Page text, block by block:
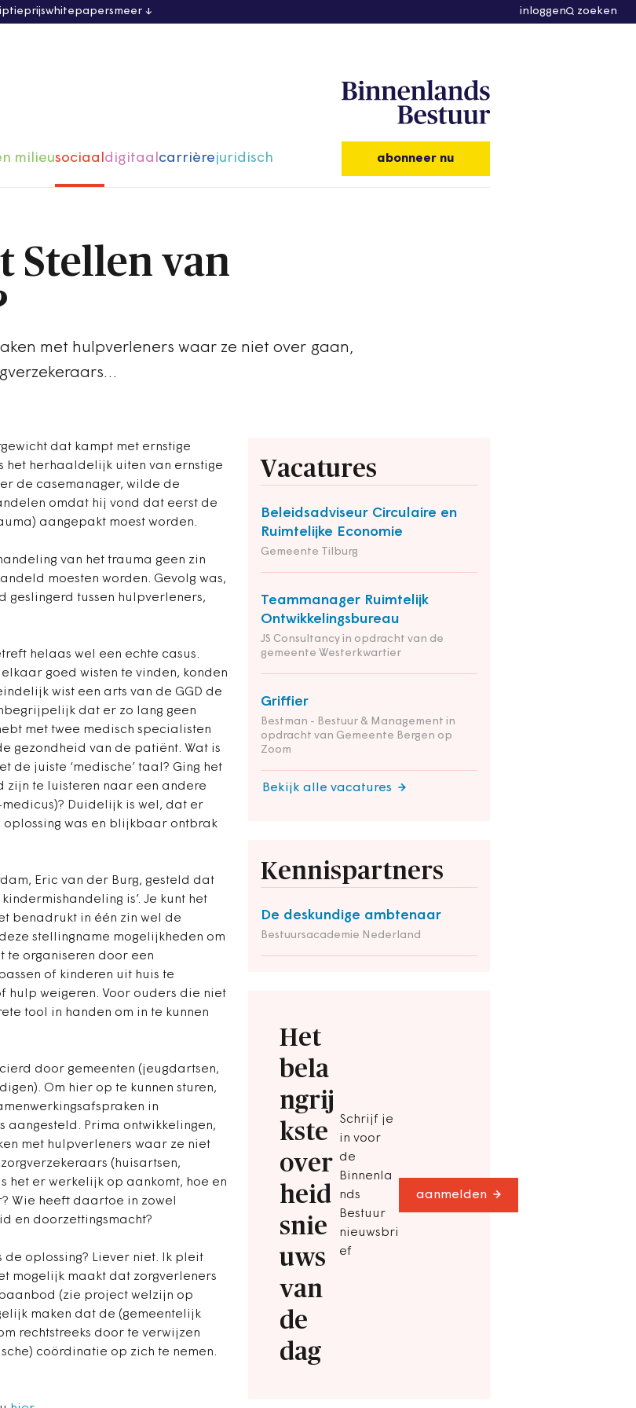
whitepapersmeer inloggen zoeken
milieusociaaldigitaalcarrièrejuridisch abonneer nu
Stellen van
met hulpverleners waar ze niet over gaan,
dat kampt met ernstige
het herhaaldelijk uiten van ernstige
de casemanager, wilde de
omdat hij vond dat eerst de
aangepakt moest worden.
van het trauma geen zin
moesten worden. Gevolg was,
geslingerd tussen hulpverleners,
Vacatures
Beleidsadviseur Circulaire en
Ruimtelijke Economie
Gemeente Tilburg
Teammanager Ruimtelijk
Ontwikkelingsbureau
JS Consultancy in opdracht van de
gemeente Westerkwartier
Griffier
Bestman - Bestuur & Management in
opdracht van Gemeente Bergen op
Zoom
Bekijk alle vacatures
Kennispartners
De deskundige ambtenaar
Bestuursacademie Nederland
Het
bela
ngrij
kste
over
heid
snie
uws
van
de
dag
Schrijf je
in voor
de
Binnenla
nds
Bestuur
nieuwsbri
ef
aanmelden
helaas wel een echte casus.
goed wisten te vinden, konden
wist een arts van de GGD de
dat er zo lang geen
met twee medisch specialisten
gezondheid van de patiënt. Wat is
de juiste ‘medische’ taal? Ging het
zijn te luisteren naar een andere
Duidelijk is wel, dat er
was en blijkbaar ontbrak
Eric van der Burg, gesteld dat
is’. Je kunt het
benadrukt in één zin wel de
stellingname mogelijkheden om
organiseren door een
of kinderen uit huis te
hulp weigeren. Voor ouders die niet
tool in handen om in te kunnen
door gemeenten (jeugdartsen,
Om hier op te kunnen sturen,
in
aangesteld. Prima ontwikkelingen,
met hulpverleners waar ze niet
(huisartsen,
het er werkelijk op aankomt, hoe en
Wie heeft daartoe in zowel
en doorzettingsmacht?
oplossing? Liever niet. Ik pleit
mogelijk maakt dat zorgverleners
(zie project welzijn op
maken dat de (gemeentelijk
rechtstreeks door te verwijzen
coördinatie op zich te nemen.